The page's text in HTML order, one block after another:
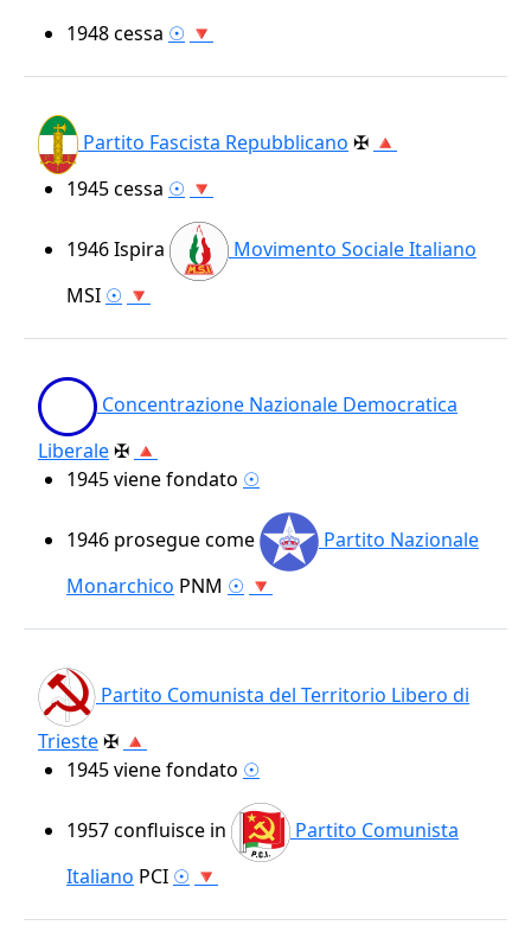
1948cessa ☉ 🔻
Partito Fascista Repubblicano ✠ 🔺
1945cessa ☉ 🔻
1946Ispira
Movimento Sociale Italiano
MSI ☉ 🔻
Concentrazione Nazionale Democratica
Liberale✠ 🔺
1945viene fondato ☉
1946 prosegue come
Partito Nazionale
Monarchico PNM ☉ 🔻
Partito Comunista del Territorio Libero di
Trieste✠ 🔺
1945viene fondato ☉
1957confluisce in
Partito Comunista
Italiano PCI ☉ 🔻